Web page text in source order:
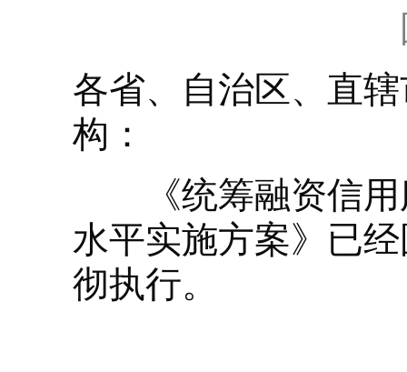
各省、自治区、直
构：
《统筹融资信用
水平实施方案》已
彻执行。